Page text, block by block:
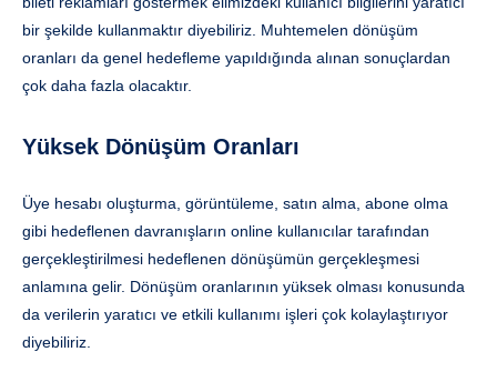
bir şekilde kullanmaktır diyebiliriz. Muhtemelen dönüşüm
oranları da genel hedefleme yapıldığında alınan sonuçlardan
çok daha fazla olacaktır.
Yüksek Dönüşüm Oranları
Üye hesabı oluşturma, görüntüleme, satın alma, abone olma
gibi hedeflenen davranışların online kullanıcılar tarafından
gerçekleştirilmesi hedeflenen dönüşümün gerçekleşmesi
anlamına gelir. Dönüşüm oranlarının yüksek olması konusunda
da verilerin yaratıcı ve etkili kullanımı işleri çok kolaylaştırıyor
diyebiliriz.